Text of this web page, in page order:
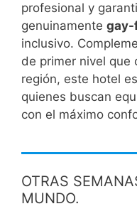
profesional y
genuinamente
inclusivo.
de primer nivel que
región, este hotel
quienes buscan
con el máximo
OTRAS
MUNDO.